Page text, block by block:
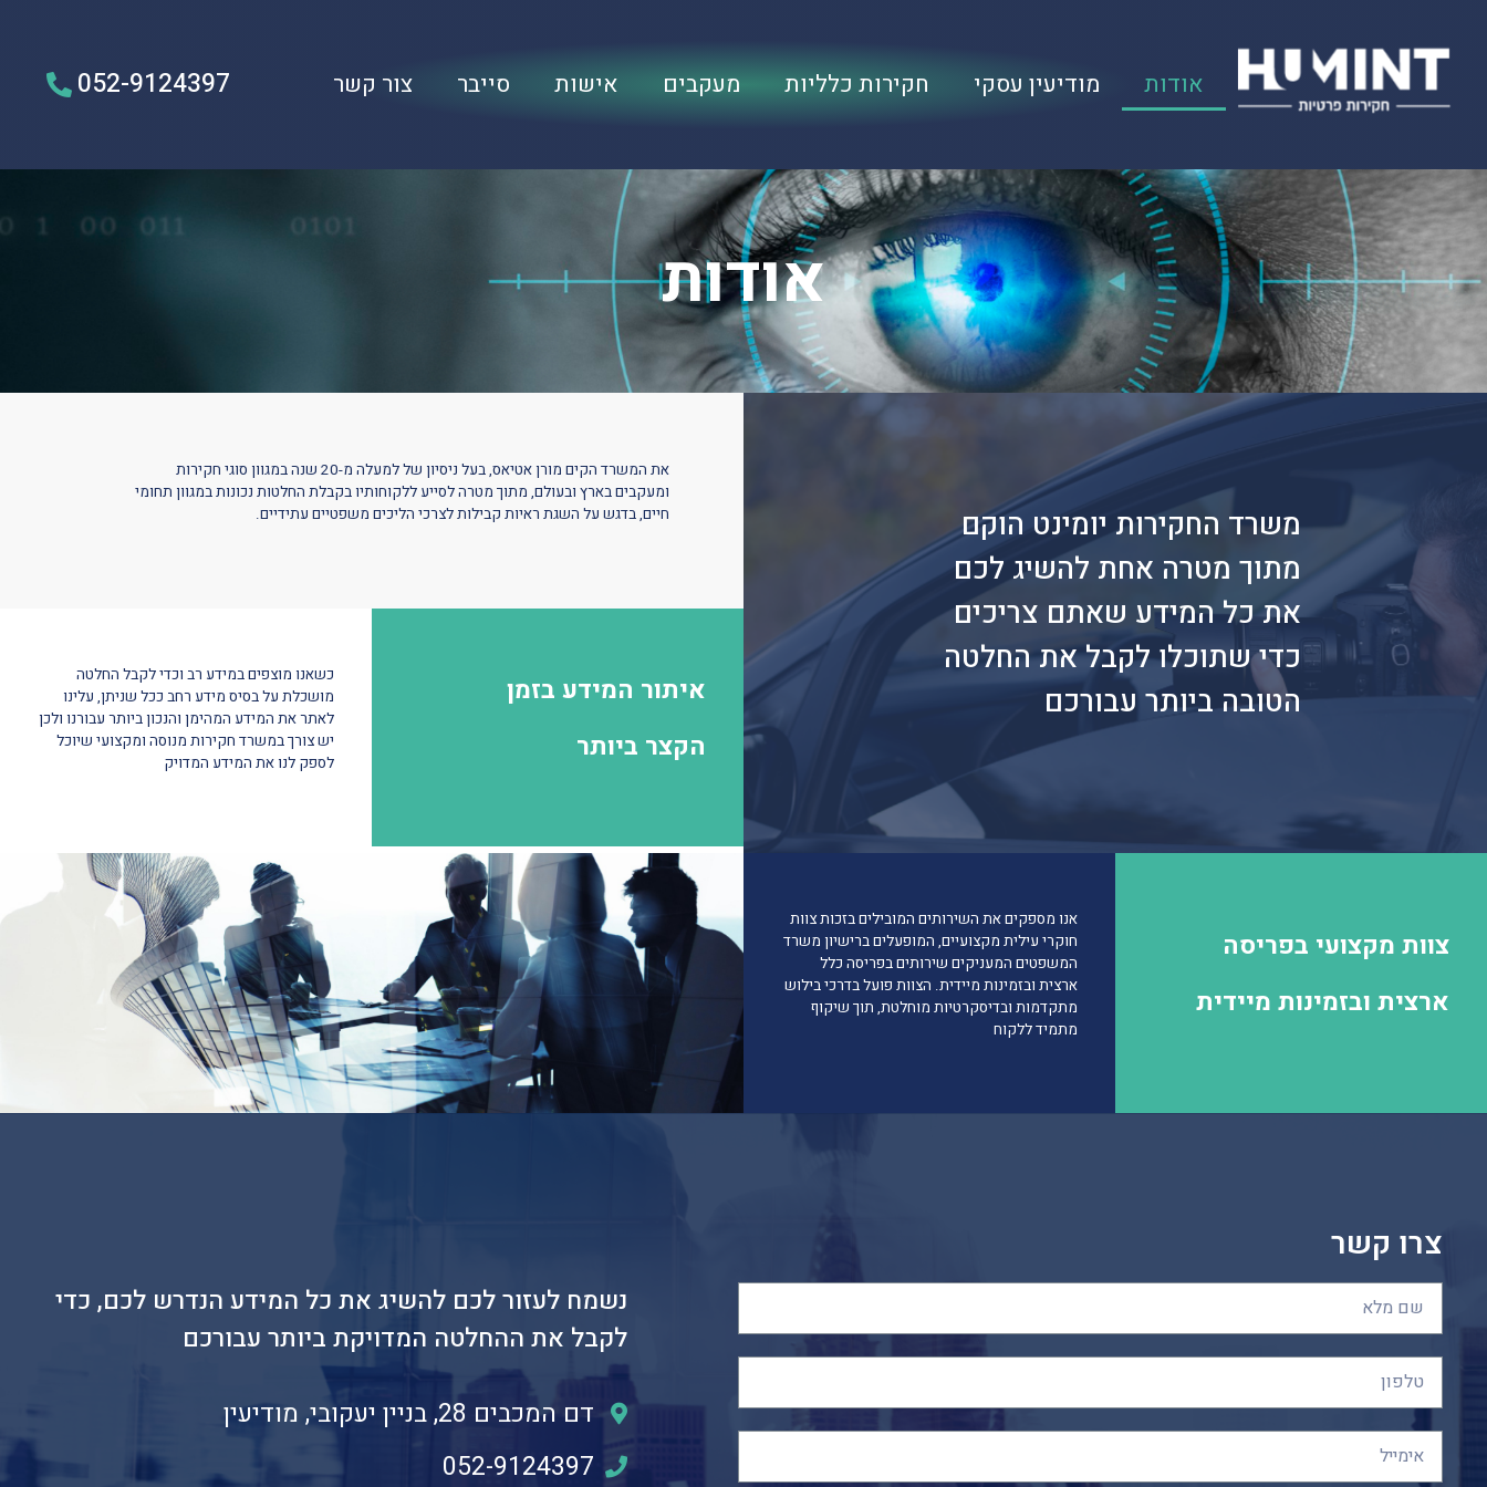
אודות מודיעין עסקי חקירות כלליות מעקבים אישות סייבר צור קשר 052-9124397
אודות
משרד החקירות יומינט הוקם
מתוך מטרה אחת להשיג לכם
את כל המידע שאתם צריכים
כדי שתוכלו לקבל את החלטה
הטובה ביותר עבורכם
את המשרד הקים מורןאטיאס,בעל ניסיון שללמעלה מ-20 שנהבמגוון סוגי חקירות
ומעקביםבארץ ובעולם, מתוך מטרהלסייע ללקוחותיובקבלת החלטות נכונותבמגוון תחומי
חיים,בדגש על השגת ראיות קבילותלצרכי הליכים משפטיים עתידיים.
איתור המידע בזמן
הקצר ביותר
כשאנו מוצפיםבמידע רב וכדילקבל החלטה
מושכלת עלבסיס מידע רחב ככל שניתן, עלינו
לאתראת המידע המהימן והנכוןביותר עבורנו ולכן
ישצורךבמשרד חקירות מנוסה ומקצועי שיוכל
לספק לנואת המידע המדויק
צוות מקצועי בפריסה
ארצית ובזמינות מיידית
אנו מספקיםאת השירותים המוביליםבזכותצוות
חוקרי עילית מקצועיים, המופעליםברישיון משרד
המשפטים המעניקים שירותיםבפריסה כלל
ארצית ובזמינות מיידית. הצוות פועלבדרכיבילוש
מתקדמות ובדיסקרטיות מוחלטת, תוך שיקוף
מתמידללקוח
צרו קשר
נשמח לעזור לכם להשיג את כל המידע הנדרש לכם, כדי
לקבל את ההחלטה המדויקת ביותר עבורכם
דם המכבים 28, בניין יעקובי, מודיעין
052-9124397